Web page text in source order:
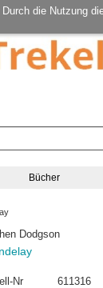
die Nutzung
Bücher
Dodgson
Nr
611316